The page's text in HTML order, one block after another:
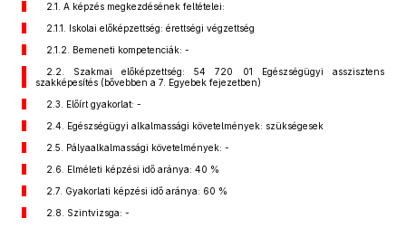
2.1. A képzés megkezdésének feltételei:
2.1.1. Iskolai előképzettség: érettségi végzettség
2.1.2. Bemeneti kompetenciák: -
2.2. Szakmai előképzettség: 54 720 01 Egészségügyi asszisztens
szakképesítés (bővebben a 7. Egyebek fejezetben)
2.3. Előírt gyakorlat: -
2.4. Egészségügyi alkalmassági követelmények: szükségesek
2.5. Pályaalkalmassági követelmények: -
2.6. Elméleti képzési idő aránya: 40 %
2.7. Gyakorlati képzési idő aránya: 60 %
2.8. Szintvizsga: -